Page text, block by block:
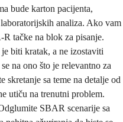
bude karton pacijenta,
analiza. Ako vam
tačke na blok za pisanje.
biti kratak, a ne izostaviti
na ono što je relevantno za
skretanje sa teme na detalje od
utiču na trenutni problem.
SBAR scenarije sa